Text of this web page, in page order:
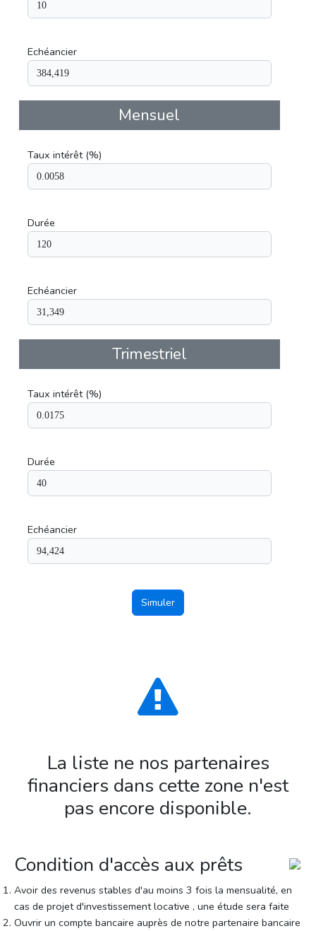
Echéancier
Mensuel
Taux intérêt (%)
Durée
Echéancier
Trimestriel
Taux intérêt (%)
Durée
Echéancier
Simuler
La liste ne nos partenaires
financiers dans cette zone n'est
pas encore disponible.
Condition d'accès aux prêts
Avoir des revenus stables d'au moins 3 fois la mensualité, en
cas de projet d'investissement locative , une étude sera faite
Ouvrir un compte bancaire auprès de notre partenaire bancaire